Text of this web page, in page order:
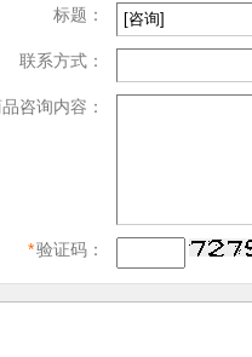
标题：
联系方式：
咨询内容：
*验证码：